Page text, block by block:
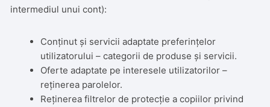
intermediul unui cont):
Conținut și servicii adaptate preferințelor
utilizatorului – categorii de produse și servicii.
Oferte adaptate pe interesele utilizatorilor –
reținerea parolelor.
Reținerea filtrelor de protecție a copiilor privind